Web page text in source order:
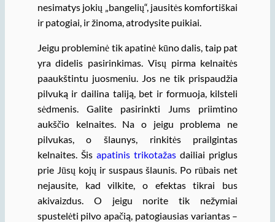
nesimatys jokių „bangelių“, jausitės komfortiškai
ir patogiai, ir žinoma, atrodysite puikiai.
Jeigu probleminė tik apatinė kūno dalis, taip pat
yra didelis pasirinkimas. Visų pirma kelnaitės
paaukštintu juosmeniu. Jos ne tik prispaudžia
pilvuką ir dailina taliją, bet ir formuoja, kilsteli
sėdmenis. Galite pasirinkti Jums priimtino
aukščio kelnaites. Na o jeigu problema ne
pilvukas, o šlaunys, rinkitės prailgintas
kelnaites. Šis apatinis trikotažasdailiai priglus
prie Jūsų kojų ir suspaus šlaunis. Po rūbais net
nejausite, kad vilkite, o efektas tikrai bus
akivaizdus. O jeigu norite tik nežymiai
spustelėti pilvo apačią, patogiausias variantas –